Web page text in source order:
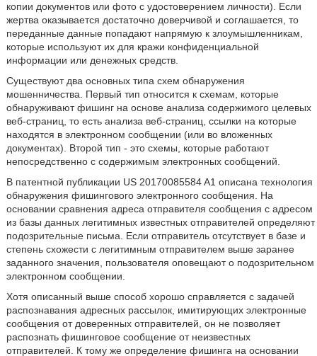
копии документов или фото с удостоверением личности). Если
жертва оказывается достаточно доверчивой и соглашается, то
переданные данные попадают напрямую к злоумышленникам,
которые используют их для кражи конфиденциальной
информации или денежных средств.
Существуют два основных типа схем обнаружения
мошенничества. Первый тип относится к схемам, которые
обнаруживают фишинг на основе анализа содержимого целевых
веб-страниц, то есть анализа веб-страниц, ссылки на которые
находятся в электронном сообщении (или во вложенных
документах). Второй тип - это схемы, которые работают
непосредственно с содержимым электронных сообщений.
В патентной публикации US 20170085584 A1 описана технология
обнаружения фишингового электронного сообщения. На
основании сравнения адреса отправителя сообщения с адресом
из базы данных легитимных известных отправителей определяют
подозрительные письма. Если отправитель отсутствует в базе и
степень схожести с легитимным отправителем выше заранее
заданного значения, пользователя оповещают о подозрительном
электронном сообщении.
Хотя описанный выше способ хорошо справляется с задачей
распознавания адресных рассылок, имитирующих электронные
сообщения от доверенных отправителей, он не позволяет
распознать фишинговое сообщение от неизвестных
отправителей. К тому же определение фишинга на основании